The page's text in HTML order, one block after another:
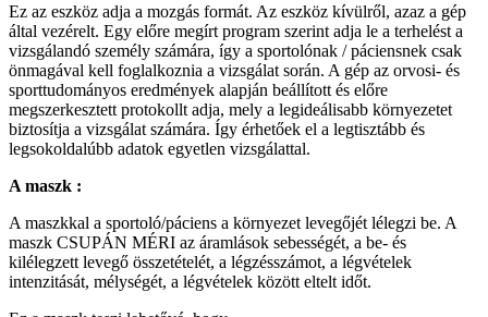
Ez az eszköz adja a mozgás formát. Az eszköz kívülről, azaz a gép
által vezérelt. Egy előre megírt program szerint adja le a terhelést a
vizsgálandó személy számára, így a sportolónak / páciensnek csak
önmagával kell foglalkoznia a vizsgálat során. A gép az orvosi- és
sporttudományos eredmények alapján beállított és előre
megszerkesztett protokollt adja, mely a legideálisabb környezetet
biztosítja a vizsgálat számára. Így érhetőek el a legtisztább és
legsokoldalúbb adatok egyetlen vizsgálattal.
A maszk :
A maszkkal a sportoló/páciens a környezet levegőjét lélegzi be. A
maszk CSUPÁN MÉRI az áramlások sebességét, a be- és
kilélegzett levegő összetételét, a légzésszámot, a légvételek
intenzitását, mélységét, a légvételek között eltelt időt.